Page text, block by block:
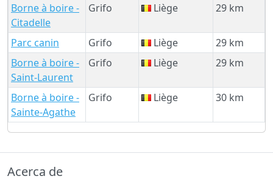
Borne à boire -
Citadelle
Grifo Liège 29 km
Parc canin Grifo Liège
29 km
Borne à boire -
Saint-Laurent
Grifo Liège 29 km
Borne à boire -
Sainte-Agathe
Grifo Liège 30 km
Acerca de